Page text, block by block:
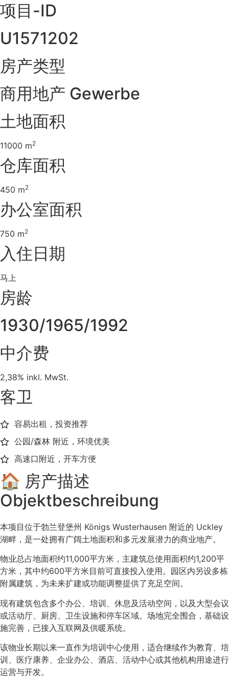
项目-ID
U1571202
房产类型
商用地产 Gewerbe
土地面积
11000 m2
仓库面积
450 m2
办公室面积
750 m2
入住日期
马上
房龄
1930/1965/1992
中介费
2,38% inkl. MwSt.
客卫
容易出租，投资推荐
公园/森林 附近，环境优美
高速口附近，开车方便
🏠 房产描述
Objektbeschreibung
本项目位于勃兰登堡州 Königs Wusterhausen 附近的 Uckley
湖畔，是一处拥有广阔土地面积和多元发展潜力的商业地产。
物业总占地面积约11,000平方米，主建筑总使用面积约1,200平
方米，其中约600平方米目前可直接投入使用。园区内另设多栋
附属建筑，为未来扩建或功能调整提供了充足空间。
现有建筑包含多个办公、培训、休息及活动空间，以及大型会议
或活动厅、厨房、卫生设施和停车区域。场地完全围合，基础设
施完善，已接入互联网及供暖系统。
该物业长期以来一直作为培训中心使用，适合继续作为教育、培
训、医疗康养、企业办公、酒店、活动中心或其他机构用途进行
运营与开发。